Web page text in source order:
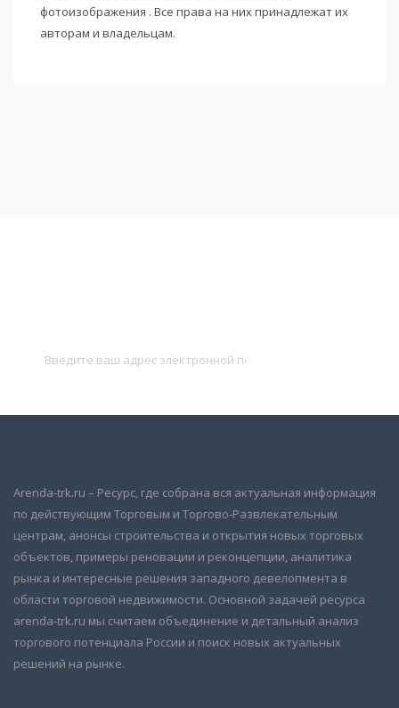
фотоизображения . Все права на них принадлежат их
авторам и владельцам.
Arenda-trk.ru – Ресурс, где собрана вся актуальная информация
по действующим Торговым и Торгово-Развлекательным
центрам, анонсы строительства и открытия новых торговых
объектов, примеры реновации и реконцепции, аналитика
рынка и интересные решения западного девелопмента в
области торговой недвижимости. Основной задачей ресурса
arenda-trk.ru мы считаем объединение и детальный анализ
торгового потенциала России и поиск новых актуальных
решений на рынке.